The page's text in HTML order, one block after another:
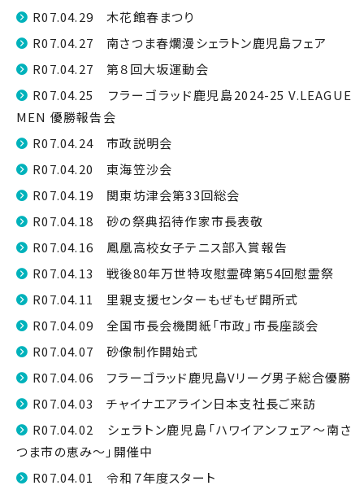
R07.04.29 木花館春まつり
R07.04.27 南さつま春爛漫シェラトン鹿児島フェア
R07.04.27 第８回大坂運動会
R07.04.25 フラーゴラッド鹿児島2024-25 V.LEAGUE
MEN 優勝報告会
R07.04.24 市政説明会
R07.04.20 東海笠沙会
R07.04.19 関東坊津会第33回総会
R07.04.18 砂の祭典招待作家市長表敬
R07.04.16 鳳凰高校女子テニス部入賞報告
R07.04.13 戦後80年万世特攻慰霊碑第54回慰霊祭
R07.04.11 里親支援センターもぜもぜ開所式
R07.04.09 全国市長会機関紙「市政」市長座談会
R07.04.07 砂像制作開始式
R07.04.06 フラーゴラッド鹿児島Vリーグ男子総合優勝
R07.04.03 チャイナエアライン日本支社長ご来訪
R07.04.02 シェラトン鹿児島「ハワイアンフェア〜南さ
つま市の恵み〜」開催中
R07.04.01 令和７年度スタート